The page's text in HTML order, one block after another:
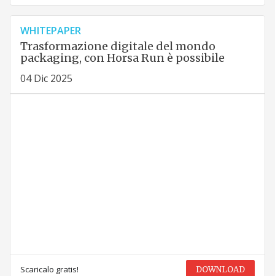
WHITEPAPER
Trasformazione digitale del mondo
packaging, con Horsa Run è possibile
04 Dic 2025
Scaricalo gratis! DOWNLOAD